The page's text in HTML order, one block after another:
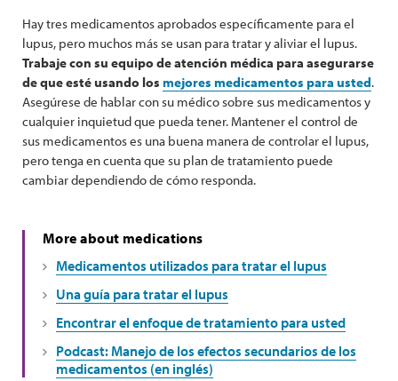
Hay tres medicamentos aprobados específicamente para el
lupus, pero muchos más se usan para tratar y aliviar el lupus.
Trabaje con su equipo de atención médica para asegurarse
de que esté usando los mejores medicamentos para usted.
Asegúrese de hablar con su médico sobre sus medicamentos y
cualquier inquietud que pueda tener. Mantener el control de
sus medicamentos es una buena manera de controlar el lupus,
pero tenga en cuenta que su plan de tratamiento puede
cambiar dependiendo de cómo responda.
More about medications
Medicamentos utilizados para tratar el lupus
Una guía para tratar el lupus
Encontrar el enfoque de tratamiento para usted
Podcast: Manejo de los efectos secundarios de los
medicamentos (en inglés)